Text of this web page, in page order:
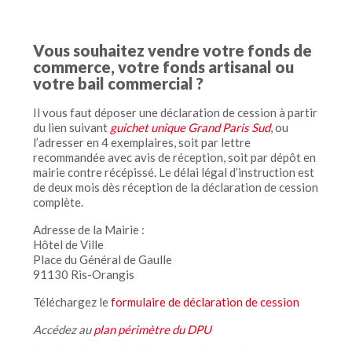
Vous souhaitez vendre votre fonds de
commerce, votre fonds artisanal ou
votre bail commercial ?
Il vous faut déposer une déclaration de cession à partir
du lien suivant guichet unique Grand Paris Sud, ou
l’adresser en 4 exemplaires, soit par lettre
recommandée avec avis de réception, soit par dépôt en
mairie contre récépissé. Le délai légal d’instruction est
de deux mois dès réception de la déclaration de cession
complète.
Adresse de la Mairie :
Hôtel de Ville
Place du Général de Gaulle
91130 Ris-Orangis
Téléchargez leformulaire de déclaration de cession
Accédez auplan périmètre du DPU